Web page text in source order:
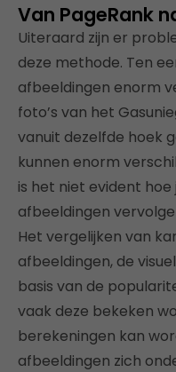
Van PageRank
Uiteraard zijn er
deze methode. Ten
afbeeldingen enorm
foto’s van het
vanuit dezelfde hoek
kunnen enorm
is het niet evident
afbeeldingen
Het vergelijken van
afbeeldingen, de
basis van de
vaak deze bekeken
berekeningen kan
afbeeldingen zich